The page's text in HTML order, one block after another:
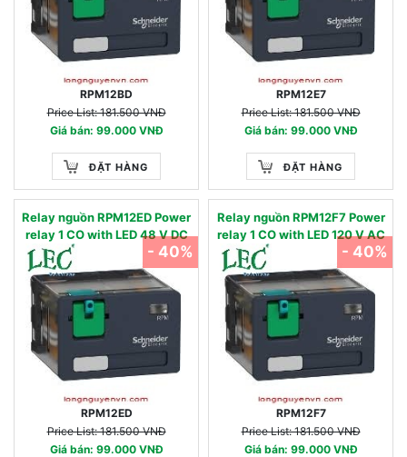
RPM12BD
Price List: 181.500 VNĐ
Giá bán: 99.000 VNĐ
ĐẶT HÀNG
RPM12E7
Price List: 181.500 VNĐ
Giá bán: 99.000 VNĐ
ĐẶT HÀNG
Relay nguồn RPM12ED Power
relay 1 CO with LED 48 V DC
RPM12ED
Price List: 181.500 VNĐ
Giá bán: 99.000 VNĐ
- 40%
Relay nguồn RPM12F7 Power
relay 1 CO with LED 120 V AC
RPM12F7
Price List: 181.500 VNĐ
Giá bán: 99.000 VNĐ
- 40%